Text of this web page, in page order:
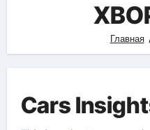
Главная
Cars